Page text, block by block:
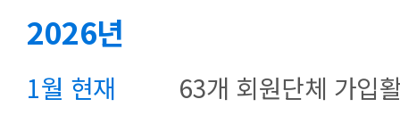
2026년
1월 현재 63개 회원단체 가입